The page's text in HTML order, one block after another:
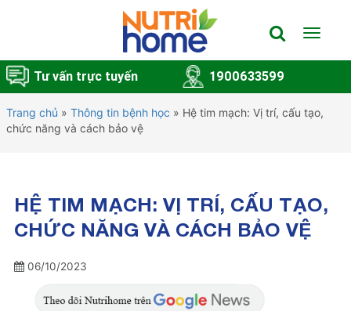
Toggle
Tư vấn trực tuyến 1900633599
Trang chủ » Thông tin bệnh học » Hệ tim mạch: Vị trí, cấu tạo,
chức năng và cách bảo vệ
HỆ TIM MẠCH: VỊ TRÍ, CẤU TẠO,
CHỨC NĂNG VÀ CÁCH BẢO VỆ
06/10/2023